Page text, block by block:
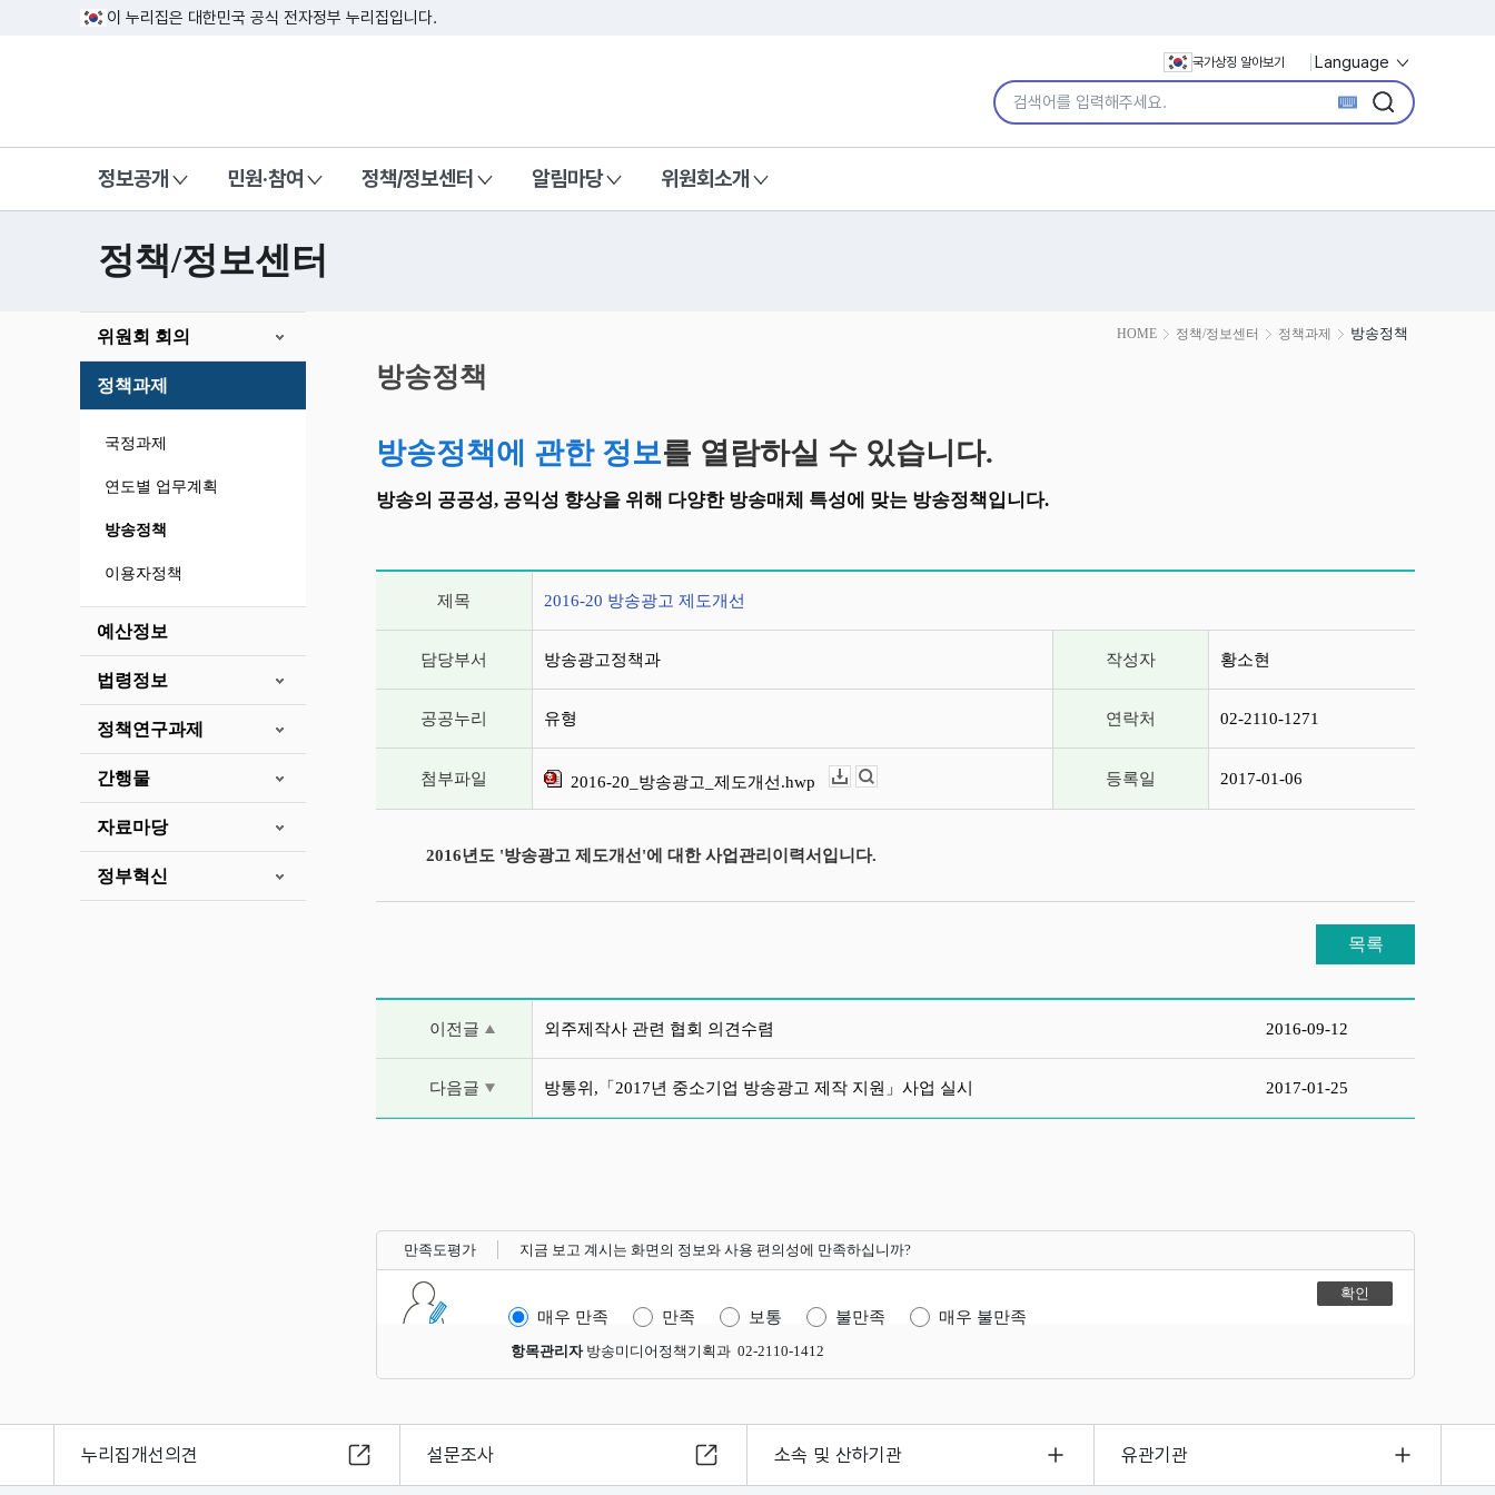
이 누리집은 대한민국 공식 전자정부 누리집입니다.
국가상징 알아보기 Language
통합검색어 입력
검색
검색
정보공개 민원·참여 정책/정보센터 알림마당 위원회소개
정책/정보센터
위원회 회의
정책과제
국정과제
연도별 업무계획
방송정책
이용자정책
예산정보
법령정보
정책연구과제
간행물
자료마당
정부혁신
HOME 정책/정보센터 정책과제 방송정책
시
작
방송정책
방송정책에 관한 정보를 열람하실 수 있습니다.
방송의 공공성, 공익성 향상을 위해 다양한 방송매체 특성에 맞는 방송정책입니다.
제목 2016-20 방송광고 제도개선
담당부서 방송광고정책과 작성자 황소현
공공누리 유형 연락처 02-2110-1271
첨부파일 2016-20_방송광고_제도개선.hwp 등록일 2017-01-06
2016년도 '방송광고 제도개선'에 대한 사업관리이력서입니다.
목록
이전글 외주제작사 관련 협회 의견수렴 2016-09-12
다음글 방통위,「2017년 중소기업 방송광고 제작 지원」사업 실시 2017-01-25
만족도평가 지금 보고 계시는 화면의 정보와 사용 편의성에 만족하십니까?
매우 만족 만족 보통 불만족 매우 불만족
항목관리자방송미디어정책기획과 02-2110-1412
누리집개선의견 설문조사 소속 및 산하기관 유관기관